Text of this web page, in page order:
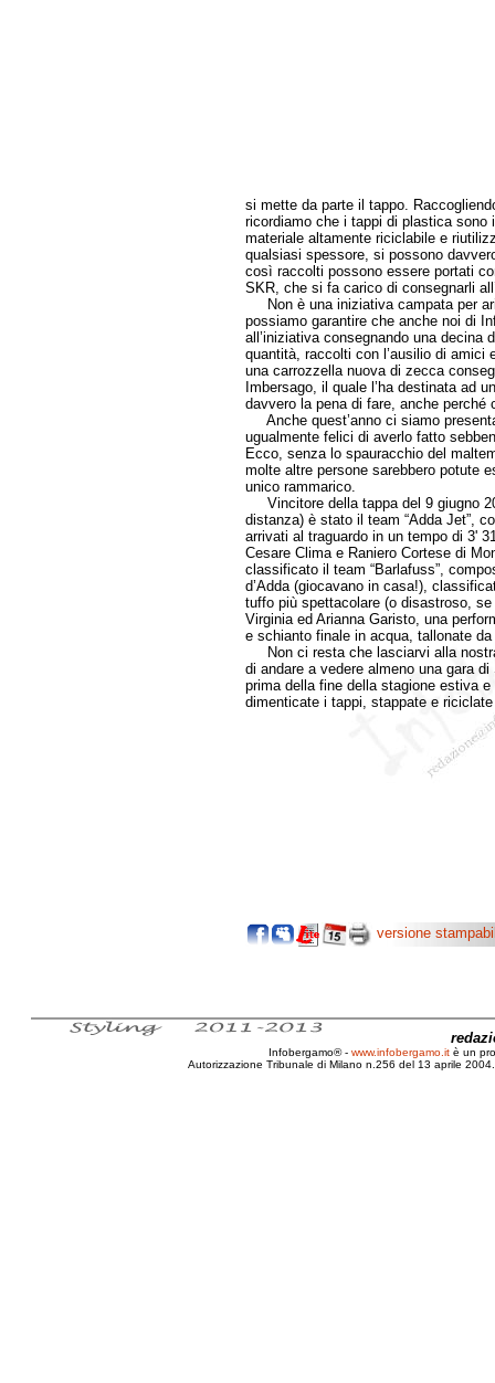
si mette da parte il tappo.
ricordiamo che i tappi di plastica sono
materiale altamente riciclabile e
qualsiasi spessore, si possono
così raccolti possono essere portati
SKR, che si fa carico di consegnarli
Non è una iniziativa campata per
possiamo garantire che anche noi di
all’iniziativa consegnando una
quantità, raccolti con l’ausilio di
una carrozzella nuova di zecca
Imbersago, il quale l’ha destinata ad
davvero la pena di fare, anche perché
Anche quest’anno ci siamo
ugualmente felici di averlo fatto
Ecco, senza lo spauracchio del
molte altre persone sarebbero potute
unico rammarico.
Vincitore della tappa del 9 giugno
distanza) è stato il team “Adda Jet”,
arrivati al traguardo in un tempo di 3'
Cesare Clima e Raniero Cortese di
classificato il team “Barlafuss”,
d’Adda (giocavano in casa!),
tuffo più spettacolare (o disastroso,
Virginia ed Arianna Garisto, una
e schianto finale in acqua, tallonate
Non ci resta che lasciarvi alla
di andare a vedere almeno una gara
prima della fine della stagione estiva
dimenticate i tappi, stappate e
versione
Infobergamo® - www.infobergamo.it è un
Autorizzazione Tribunale di Milano n.256 del 13 aprile